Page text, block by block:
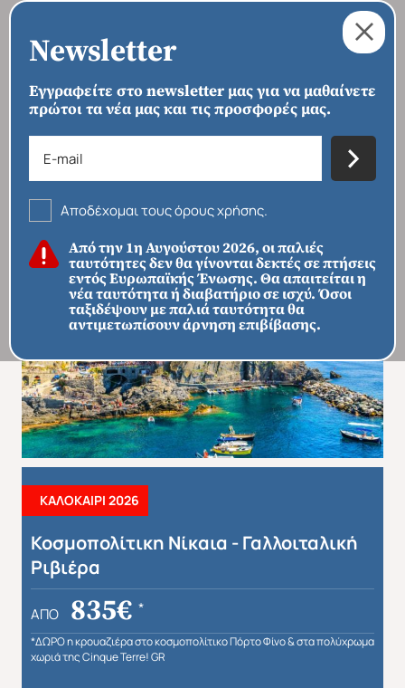
Newsletter
Εγγραφείτε στο newsletter μας για να μαθαίνετε
πρώτοι τα νέα μας και τις προσφορές μας.
Αποδέχομαι τους όρους χρήσης.
Από την 1η Αυγούστου 2026, οι παλιές
ταυτότητες δεν θα γίνονται δεκτές σε πτήσεις
εντός Ευρωπαϊκής Ένωσης. Θα απαιτείται η
νέα ταυτότητα ή διαβατήριο σε ισχύ. Όσοι
ταξιδέψουν με παλιά ταυτότητα θα
αντιμετωπίσουν άρνηση επιβίβασης.
ΑΡΧΙΚΗ › ΠΡΟΟΡΙΣΜΟΙ › ΕΥΡΏΠΗ › ΙΤΑΛΊΑ
Κοσμοπολίτικη Νίκαια -
Γαλλοιταλική Ριβιέρα
ΚΑΛΟΚΑΙΡΙ 2026
Κοσμοπολίτικη Νίκαια - Γαλλοιταλική
Ριβιέρα
ΑΠΌ 835€ *
*ΔΩΡΟ η κρουαζιέρα στο κοσμοπολίτικο Πόρτο Φίνο & στα πολύχρωμα
χωριά της Cinque Terre! GR